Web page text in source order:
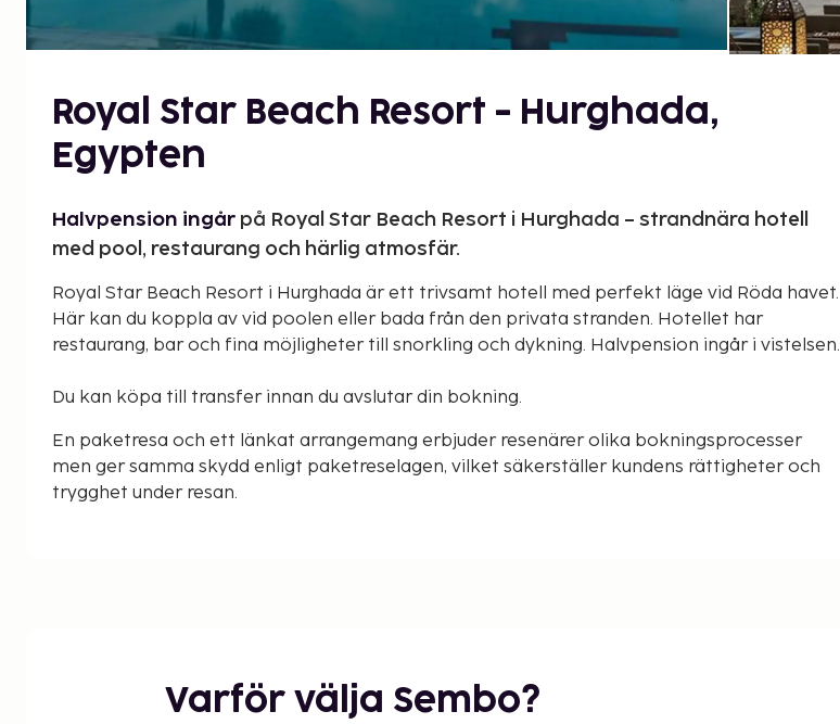
Royal Star Beach Resort - Hurghada,
Egypten
Halvpension ingår på Royal Star Beach Resort i Hurghada – strandnära hotell
med pool, restaurang och härlig atmosfär.
Royal Star Beach Resort i Hurghada är ett trivsamt hotell med perfekt läge vid Röda havet.
Här kan du koppla av vid poolen eller bada från den privata stranden. Hotellet har
restaurang, bar och fina möjligheter till snorkling och dykning. Halvpension ingår i vistelsen.
Du kan köpa till transfer innan du avslutar din bokning.
En paketresa och ett länkat arrangemang erbjuder resenärer olika bokningsprocesser
men ger samma skydd enligt paketreselagen, vilket säkerställer kundens rättigheter och
trygghet under resan.
Varför välja Sembo?